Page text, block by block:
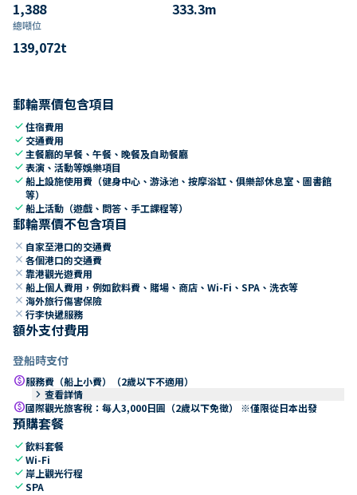
1,388 333.3m
總噸位
139,072t
郵輪票價包含項目
check住宿費用
check 交通費用
check 主餐廳的早餐、午餐、晚餐及自助餐廳
check表演、活動等娛樂項目
check船上設施使用費（健身中心、游泳池、按摩浴缸、俱樂部休息室、圖書館
等）
check船上活動（遊戲、問答、手工課程等）
郵輪票價不包含項目
close 自家至港口的交通費
close 各個港口的交通費
close 靠港觀光遊費用
close 船上個人費用，例如飲料費、賭場、商店、Wi-Fi、SPA、洗衣等
close 海外旅行傷害保險
close 行李快遞服務
額外支付費用
登船時支付
paid服務費（船上小費）（2歲以下不適用）
keyboard_arrow_right 查看詳情
paid國際觀光旅客稅：每人3,000日圓（2歲以下免徵） ※僅限從日本出發
預購套餐
check飲料套餐
checkWi-Fi
check 岸上觀光行程
checkSPA